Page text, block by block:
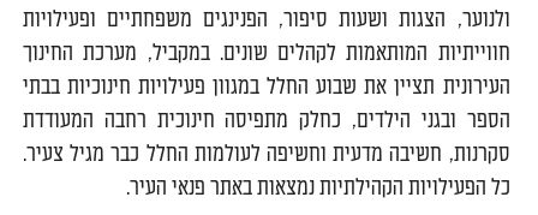
ולנוער, הצגות ושעות סיפור, הפנינגים משפחתיים ופעילויות
חווייתיות המותאמות לקהלים שונים. במקביל, מערכת החינוך
העירונית תציין את שבוע החלל במגוון פעילויות חינוכיות בבתי
הספר ובגני הילדים, כחלק מתפיסה חינוכית רחבה המעודדת
סקרנות, חשיבה מדעית וחשיפה לעולמות החלל כבר מגיל צעיר.
כל הפעילויות הקהילתיות נמצאות באתר פנאי העיר.